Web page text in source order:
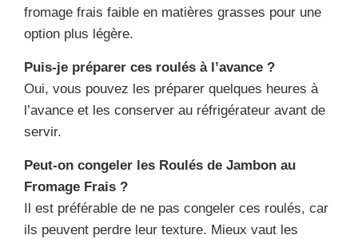
fromage frais faible en matières grasses pour une
option plus légère.
Puis-je préparer ces roulés à l’avance ?
Oui, vous pouvez les préparer quelques heures à
l’avance et les conserver au réfrigérateur avant de
servir.
Peut-on congeler les Roulés de Jambon au
Fromage Frais ?
Il est préférable de ne pas congeler ces roulés, car
ils peuvent perdre leur texture. Mieux vaut les